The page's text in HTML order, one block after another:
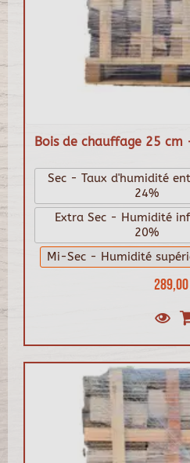
Bois de chauffage 25
Sec - Taux d'humidité
24%
Extra Sec - Humidité
20%
Mi-Sec - Humidité